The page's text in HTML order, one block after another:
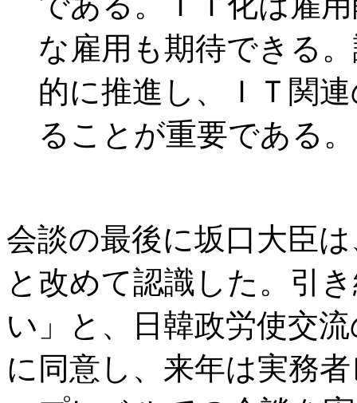
な雇用も期待できる
的に推進し、ＩＴ関
ることが重要である。
会談の最後に坂口大臣
と改めて認識した。引
い」と、日韓政労使交
に同意し、来年は実務